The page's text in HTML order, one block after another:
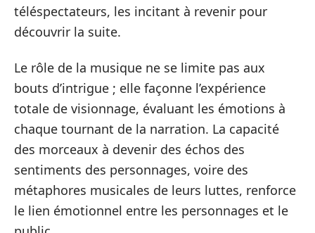
téléspectateurs, les incitant à revenir pour
découvrir la suite.
Le rôle de la musique ne se limite pas aux
bouts d’intrigue ; elle façonne l’expérience
totale de visionnage, évaluant les émotions à
chaque tournant de la narration. La capacité
des morceaux à devenir des échos des
sentiments des personnages, voire des
métaphores musicales de leurs luttes, renforce
le lien émotionnel entre les personnages et le